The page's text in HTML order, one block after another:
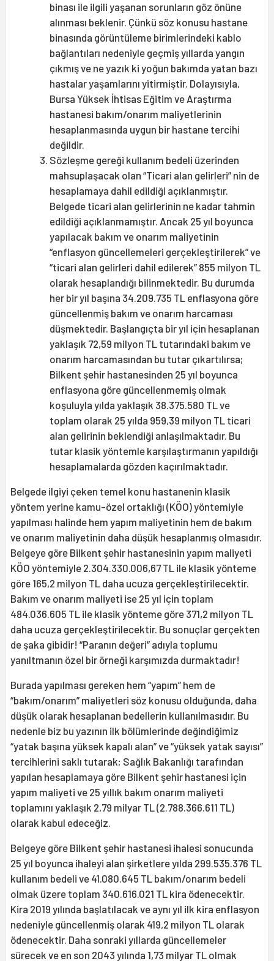
binası ile ilgili yaşanan sorunların göz önüne
alınması beklenir. Çünkü söz konusu hastane
binasında görüntüleme birimlerindeki kablo
bağlantıları nedeniyle geçmiş yıllarda yangın
çıkmış ve ne yazık ki yoğun bakımda yatan bazı
hastalar yaşamlarını yitirmiştir. Dolayısıyla,
Bursa Yüksek İhtisas Eğitim ve Araştırma
hastanesi bakım/onarım maliyetlerinin
hesaplanmasında uygun bir hastane tercihi
değildir.
Sözleşme gereği kullanım bedeli üzerinden
mahsuplaşacak olan “Ticari alan gelirleri” nin de
hesaplamaya dahil edildiği açıklanmıştır.
Belgede ticari alan gelirlerinin ne kadar tahmin
edildiği açıklanmamıştır. Ancak 25 yıl boyunca
yapılacak bakım ve onarım maliyetinin
“enflasyon güncellemeleri gerçekleştirilerek” ve
“ticari alan gelirleri dahil edilerek” 855 milyon TL
olarak hesaplandığı bilinmektedir. Bu durumda
her bir yıl başına 34.209.735 TL enflasyona göre
güncellenmiş bakım ve onarım harcaması
düşmektedir. Başlangıçta bir yıl için hesaplanan
yaklaşık 72,59 milyon TL tutarındaki bakım ve
onarım harcamasından bu tutar çıkartılırsa;
Bilkent şehir hastanesinden 25 yıl boyunca
enflasyona göre güncellenmemiş olmak
koşuluyla yılda yaklaşık 38.375.580 TL ve
toplam olarak 25 yılda 959,39 milyon TL ticari
alan gelirinin beklendiği anlaşılmaktadır. Bu
tutar klasik yöntemle karşılaştırmanın yapıldığı
hesaplamalarda gözden kaçırılmaktadır.
Belgede ilgiyi çeken temel konu hastanenin klasik
yöntem yerine kamu-özel ortaklığı (KÖO) yöntemiyle
yapılması halinde hem yapım maliyetinin hem de bakım
ve onarım maliyetinin daha düşük hesaplanmış olmasıdır.
Belgeye göre Bilkent şehir hastanesinin yapım maliyeti
KÖO yöntemiyle 2.304.330.006,67 TL ile klasik yönteme
göre 165,2 milyon TL daha ucuza gerçekleştirilecektir.
Bakım ve onarım maliyeti ise 25 yıl için toplam
484.036.605 TL ile klasik yönteme göre 371,2 milyon TL
daha ucuza gerçekleştirilecektir. Bu sonuçlar gerçekten
de şaka gibidir! “Paranın değeri” adıyla toplumu
yanıltmanın özel bir örneği karşımızda durmaktadır!
Burada yapılması gereken hem “yapım” hem de
“bakım/onarım” maliyetleri söz konusu olduğunda, daha
düşük olarak hesaplanan bedellerin kullanılmasıdır. Bu
nedenle biz bu yazının ilk bölümlerinde değindiğimiz
“yatak başına yüksek kapalı alan” ve “yüksek yatak sayısı”
tercihlerini saklı tutarak; Sağlık Bakanlığı tarafından
yapılan hesaplamaya göre Bilkent şehir hastanesi için
yapım maliyeti ve 25 yıllık bakım onarım maliyeti
toplamını yaklaşık 2,79 milyar TL (2.788.366.611 TL)
olarak kabul edeceğiz.
Belgeye göre Bilkent şehir hastanesi ihalesi sonucunda
25 yıl boyunca ihaleyi alan şirketlere yılda 299.535.376 TL
kullanım bedeli ve 41.080.645 TL bakım/onarım bedeli
olmak üzere toplam 340.616.021 TL kira ödenecektir.
Kira 2019 yılında başlatılacak ve aynı yıl ilk kira enflasyon
nedeniyle güncellenmiş olarak 419,2 milyon TL olarak
ödenecektir. Daha sonraki yıllarda güncellemeler
sürecek ve en son 2043 yılında 1,73 milyar TL olmak